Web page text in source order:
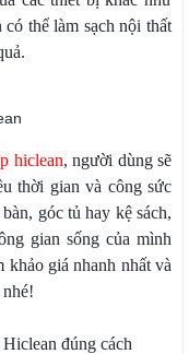
thể làm sạch nội thất
hiclean, người dùng sẽ
thời gian và công sức
góc tủ hay kệ sách,
gian sống của mình
giá nhanh nhất và
đúng cách